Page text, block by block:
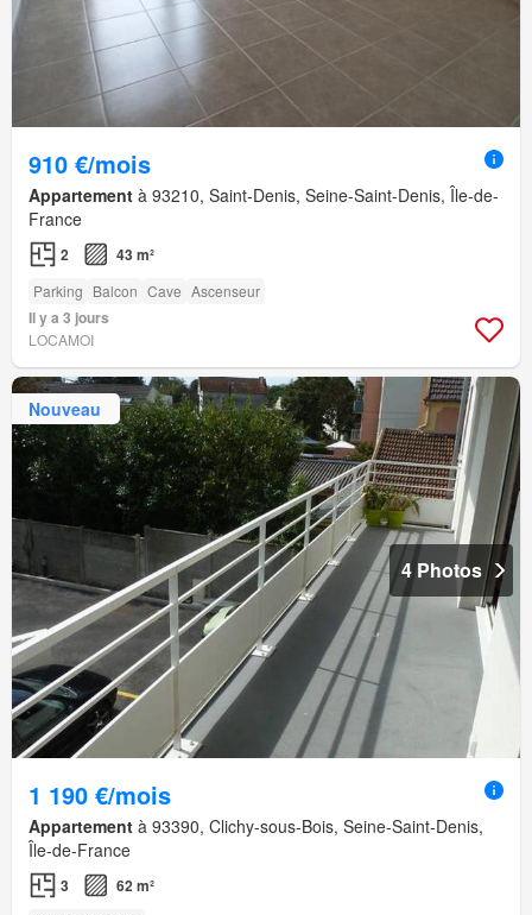
910 €/mois
Appartement à 93210, Saint-Denis, Seine-Saint-Denis, Île-de-
France
2 43 m²
Parking Balcon Cave Ascenseur
Il y a 3 jours
LOCAMOI
Nouveau
4 Photos
1 190 €/mois
Appartement à 93390, Clichy-sous-Bois, Seine-Saint-Denis,
Île-de-France
3 62 m²